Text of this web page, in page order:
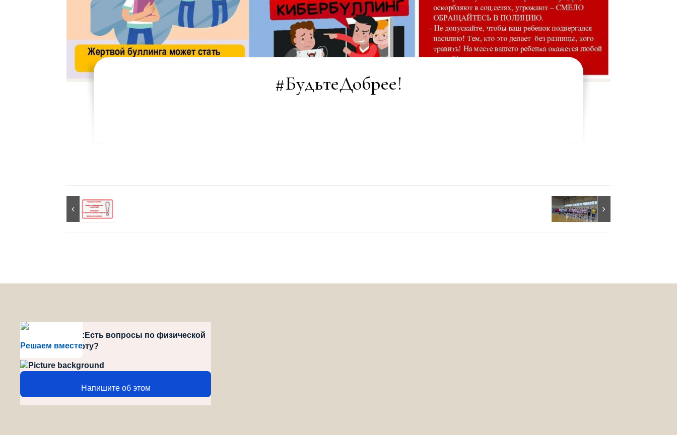
#БудьтеДобрее!
Решаем вместе
style="position":Есть вопросы по физической
культуре и спорту?
Напишите об этом